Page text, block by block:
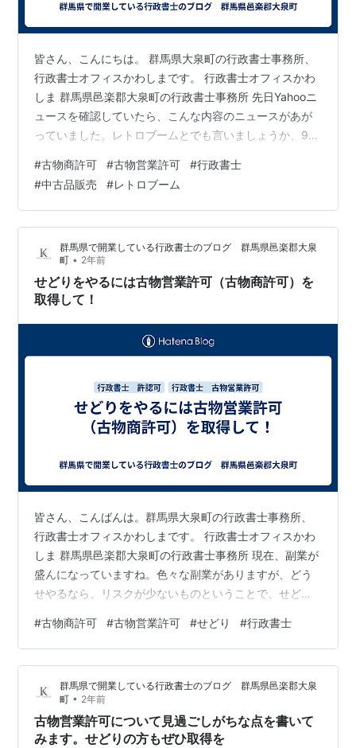
皆さん、こんにちは。 群馬県大泉町の行政書士事務所、
行政書士オフィスかわしまです。 行政書士オフィスかわ
しま 群馬県邑楽郡大泉町の行政書士事務所 先日Yahooニ
ュースを確認していたら、こんな内容のニュースがあが
っていました。レトロブームとでも言いましょうか、90
news.yahoo.co.jp ゲームボーイと言えば、私が子供のこ
ろ、大変人気を博していました。あまりに人気があった
ため、本体を入手するのが困難であった覚えがありま
す。当時は、ファミリーコンピューター、通称ファミコ
ンの全盛期で、ゲームと言えば、テレビの前に向かって
楽しむ代物でした。…
#古物商許可 #古物営業許可 #行政書士
#中古品販売 #レトロブーム
群馬県で開業している行政書士のブログ 群馬県邑楽郡大泉
町 • 2年前
せどりをやるには古物営業許可（古物商許可）を
取得して！
皆さん、こんばんは。群馬県大泉町の行政書士事務所、
行政書士オフィスかわしまです。 行政書士オフィスかわ
しま 群馬県邑楽郡大泉町の行政書士事務所 現在、副業が
盛んになっていますね。色々な副業がありますが、どう
せやるなら、リスクが少ないものということで、せどり
は、ブックオフのようなチェーンの古本屋が増えたの
で、多くの方がやるようになって、競争も激しくなって
いるように思えます。そして、販売するルートも、イン
ターネットが利用できるため、地方に住んでいても、全
国相手に商売ができてしまいます。 ただ、ここで注意し
なければならないのが、せどりをするのに、古物…
#古物商許可 #古物営業許可 #せどり #行政書士
群馬県で開業している行政書士のブログ 群馬県邑楽郡大泉
町 • 2年前
古物営業許可について見過ごしがちな点を書いて
みます。せどりの方もぜひ取得を